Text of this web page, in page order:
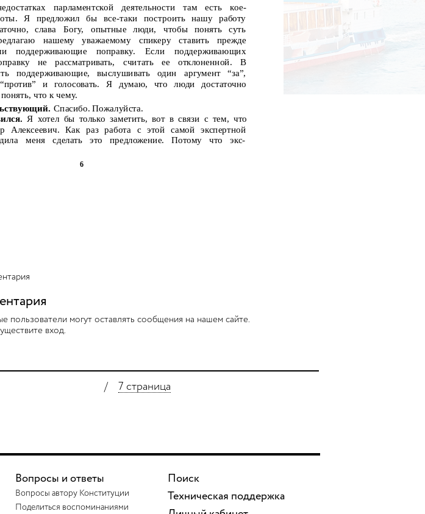
6
парламентской деятельности там есть
кое-
Я предложил бы все-таки построить нашу работу
слава Богу, опытные люди, чтобы понять
суть
нашему уважаемому спикеру ставить
прежде
поддерживающие поправку. Если
поддерживающих
не рассматривать, считать ее отклоненной.
В
поддерживающие, выслушивать один аргумент
“за”,
и голосовать. Я думаю, что люди достаточно
что к чему.
Спасибо. Пожалуйста.
Я хотел бы только заметить, вот в связи с тем, что
Алексеевич. Как раз работа с этой самой экспертной
меня сделать это предложение. Потому что экс-
пользователи могут оставлять сообщения на нашем сайте.
вход.
/ 7 страница
Вопросы и ответы
Вопросы автору Конституции
Поделиться воспоминаниями
Поиск
Техническая поддержка